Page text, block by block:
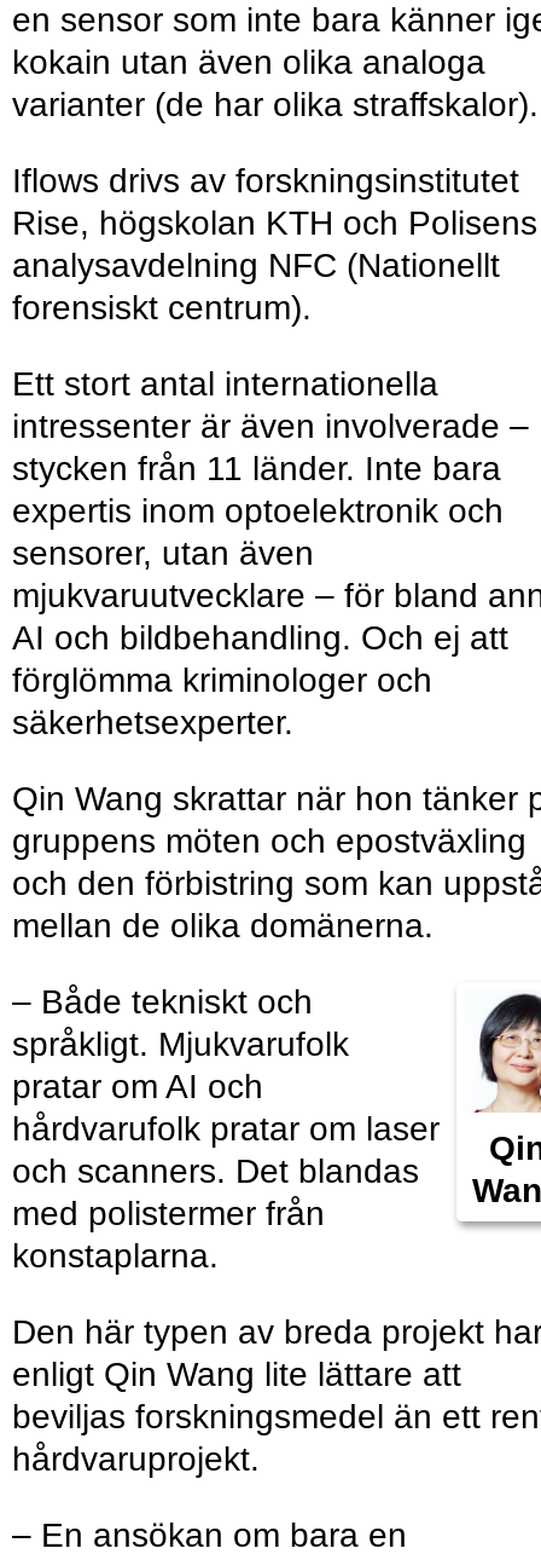
en sensor som inte bara känner
kokain utan även olika analoga
varianter (de har olika straffskalor).
Iflows drivs av forskningsinstitutet
Rise, högskolan KTH och Polisens
analysavdelning NFC (Nationellt
forensiskt centrum).
Ett stort antal internationella
intressenter är även involverade –
stycken från 11 länder. Inte bara
expertis inom optoelektronik och
sensorer, utan även
mjukvaruutvecklare – för bland
AI och bildbehandling. Och ej att
förglömma kriminologer och
säkerhetsexperter.
Qin Wang skrattar när hon tänker
gruppens möten och epostväxling
och den förbistring som kan
mellan de olika domänerna.
– Både tekniskt och
språkligt. Mjukvarufolk
pratar om AI och
hårdvarufolk pratar om laser
och scanners. Det blandas
med polistermer från
konstaplarna.
Den här typen av breda projekt
enligt Qin Wang lite lättare att
beviljas forskningsmedel än ett
hårdvaruprojekt.
– En ansökan om bara en